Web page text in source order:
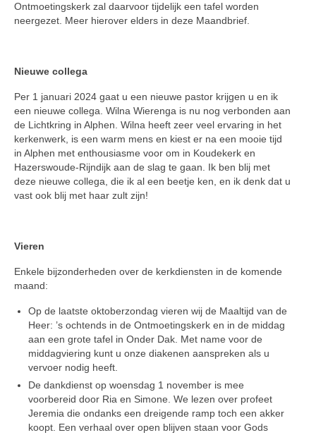
Ontmoetingskerk zal daarvoor tijde­lijk een tafel worden
neergezet. Meer hierover elders in deze Maand­brief.
Nieuwe collega
Per 1 januari 2024 gaat u een nieuwe pastor krijgen u en ik
een nieuwe col­lega. Wilna Wierenga is nu nog ver­bonden aan
de Lichtkring in Alphen. Wilna heeft zeer veel ervaring in het
kerkenwerk, is een warm mens en kiest er na een mooie tijd
in Alphen met enthousiasme voor om in Kou­dekerk en
Hazerswoude-Rijndijk aan de slag te gaan. Ik ben blij met
deze nieuwe collega, die ik al een beetje ken, en ik denk dat u
vast ook blij met haar zult zijn!
Vieren
Enkele bijzonderheden over de kerk­diensten in de komende
maand:
Op de laatste oktoberzondag vie­ren wij de Maaltijd van de
Heer: ’s ochtends in de Ontmoetingskerk en in de middag
aan een grote tafel in Onder Dak. Met name voor de
middagviering kunt u onze diake­nen aanspreken als u
vervoer nodig heeft.
De dankdienst op woensdag 1 no­vember is mee
voorbereid door Ria en Simone. We lezen over profeet
Jeremia die on­danks een dreigende ramp toch een akker
koopt. Een verhaal over open blijven staan voor Gods